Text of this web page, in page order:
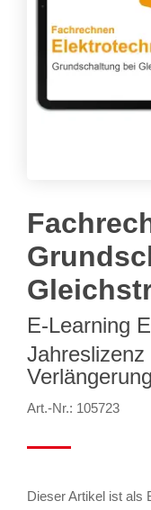
E-Learning
Verlängerung
Art.-Nr.: 105723
Dieser Artikel ist als